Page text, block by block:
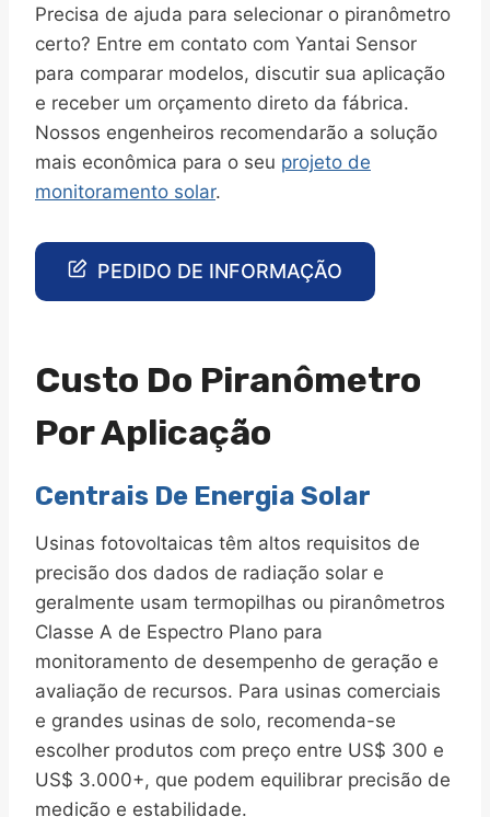
Precisa de ajuda para selecionar o piranômetro
certo? Entre em contato com Yantai Sensor
para comparar modelos, discutir sua aplicação
e receber um orçamento direto da fábrica.
Nossos engenheiros recomendarão a solução
mais econômica para o seu projeto de
monitoramento solar.
PEDIDO DE INFORMAÇÃO
Custo Do Piranômetro
Por Aplicação
Centrais De Energia Solar
Usinas fotovoltaicas têm altos requisitos de
precisão dos dados de radiação solar e
geralmente usam termopilhas ou piranômetros
Classe A de Espectro Plano para
monitoramento de desempenho de geração e
avaliação de recursos. Para usinas comerciais
e grandes usinas de solo, recomenda-se
escolher produtos com preço entre US$ 300 e
US$ 3.000+, que podem equilibrar precisão de
medição e estabilidade.